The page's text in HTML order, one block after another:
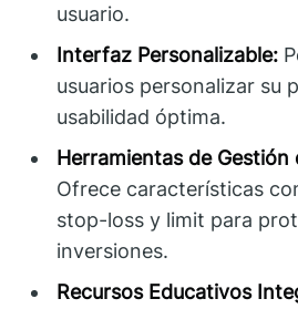
usuario.
Interfaz Personalizable:
usuarios personalizar su
usabilidad óptima.
Herramientas de Gestión
Ofrece características
stop-loss y limit para
inversiones.
Recursos Educativos